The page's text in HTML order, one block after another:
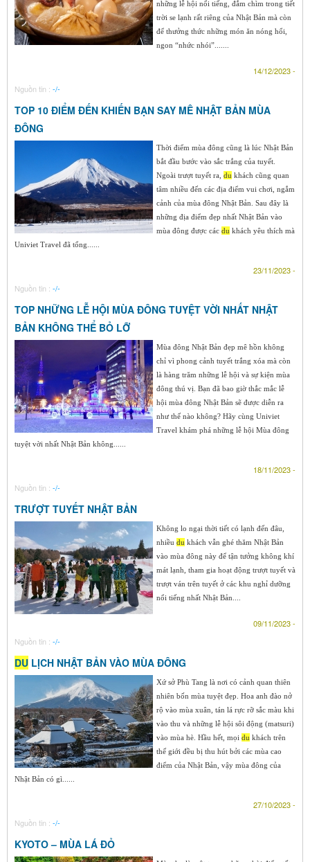
những lễ hội nổi tiếng, đắm chìm trong tiết
trời se lạnh rất riêng của Nhật Bản mà còn
để thưởng thức những món ăn nóng hổi,
ngon “nhức nhói”.......
14/12/2023 -
Nguồn tin : -/-
TOP 10 ĐIỂM ĐẾN KHIẾN BẠN SAY MÊ NHẬT BẢN MÙA
ĐÔNG
Thời điểm mùa đông cũng là lúc Nhật Bản
bắt đầu bước vào sắc trắng của tuyết.
Ngoài trượt tuyết ra, du khách cũng quan
tâm nhiều đến các địa điểm vui chơi, ngắm
cảnh của mùa đông Nhật Bản. Sau đây là
những địa điểm đẹp nhất Nhật Bản vào
mùa đông được các du khách yêu thích mà
Univiet Travel đã tổng......
23/11/2023 -
Nguồn tin : -/-
TOP NHỮNG LỄ HỘI MÙA ĐÔNG TUYỆT VỜI NHẤT NHẬT
BẢN KHÔNG THỂ BỎ LỠ
Mùa đông Nhật Bản đẹp mê hồn không
chỉ vì phong cảnh tuyết trắng xóa mà còn
là hàng trăm những lễ hội và sự kiện mùa
đông thú vị. Bạn đã bao giờ thắc mắc lễ
hội mùa đông Nhật Bản sẽ được diễn ra
như thế nào không? Hãy cùng Univiet
Travel khám phá những lễ hội Mùa đông
tuyệt vời nhất Nhật Bản không......
18/11/2023 -
Nguồn tin : -/-
TRƯỢT TUYẾT NHẬT BẢN
Không lo ngại thời tiết có lạnh đến đâu,
nhiều du khách vẫn ghé thăm Nhật Bản
vào mùa đông này để tận tưởng không khí
mát lạnh, tham gia hoạt động trượt tuyết và
trượt ván trên tuyết ở các khu nghỉ dưỡng
nổi tiếng nhất Nhật Bản....
09/11/2023 -
Nguồn tin : -/-
DU LỊCH NHẬT BẢN VÀO MÙA ĐÔNG
Xứ sở Phù Tang là nơi có cảnh quan thiên
nhiên bốn mùa tuyệt đẹp. Hoa anh đào nở
rộ vào mùa xuân, tán lá rực rỡ sắc màu khi
vào thu và những lễ hội sôi động (matsuri)
vào mùa hè. Hầu hết, mọi du khách trên
thế giới đều bị thu hút bởi các mùa cao
điểm của Nhật Bản, vậy mùa đông của
Nhật Bản có gì......
27/10/2023 -
Nguồn tin : -/-
KYOTO – MÙA LÁ ĐỎ